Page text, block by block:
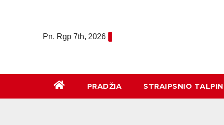
Pn. Rgp 7th, 2026
PRADŽIA STRAIPSNIO